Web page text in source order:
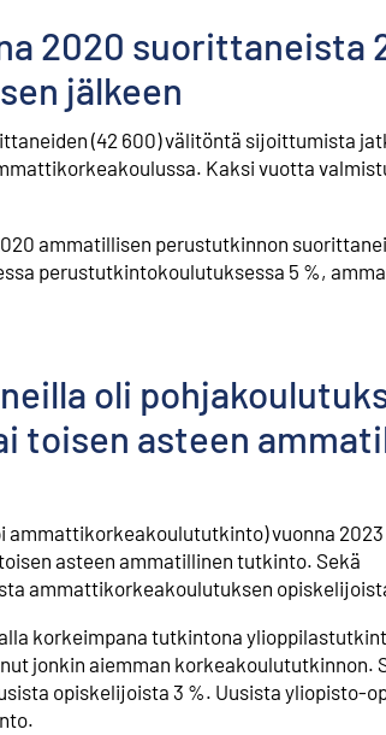
2020 suorittaneista
jälkeen
(42 600) välitöntä sijoittumista
Kaksi vuotta
ammatillisen perustutkinnon
perustutkintokoulutuksessa 5 %,
oli
toisen asteen
vuonna
asteen ammatillinen tutkinto. Sekä
ammattikorkeakoulutuksen
korkeimpana tutkintona
jonkin aiemman korkeakoulututkinnon.
opiskelijoista 3 %. Uusista yliopisto-